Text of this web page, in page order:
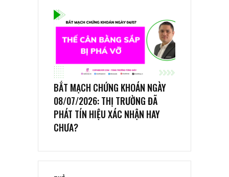
BẮT MẠCH CHỨNG KHOÁN NGÀY
08/07/2026: THỊ TRƯỜNG ĐÃ
PHÁT TÍN HIỆU XÁC NHẬN HAY
CHƯA?